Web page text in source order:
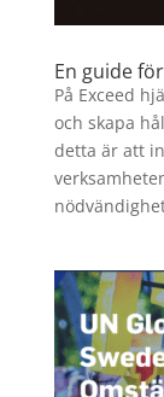
En guide
På Exceed
och skapa
detta är att